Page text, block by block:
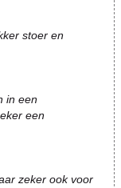
stoer en
in een
een
zeker ook voor